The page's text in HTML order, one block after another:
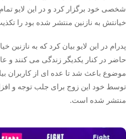
شخصی خود برگزار کرد و در این لایو
خیانتش به نازنین منتشر شده بود را
پدرام در این لایو بیان کرد که به
حاضر در کنار یکدیگر زندگی می‌ کنند و
موضوع باعث شد تا عده ای از کاربران
توسط خود این زوج برای جلب توجه و
منتشر شده است.